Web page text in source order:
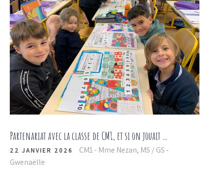
Partenariat avec la classe de CM1, et si on jouait …
22 JANVIER 2026 CM1 - Mme Nezan, MS / GS -
Gwenaëlle